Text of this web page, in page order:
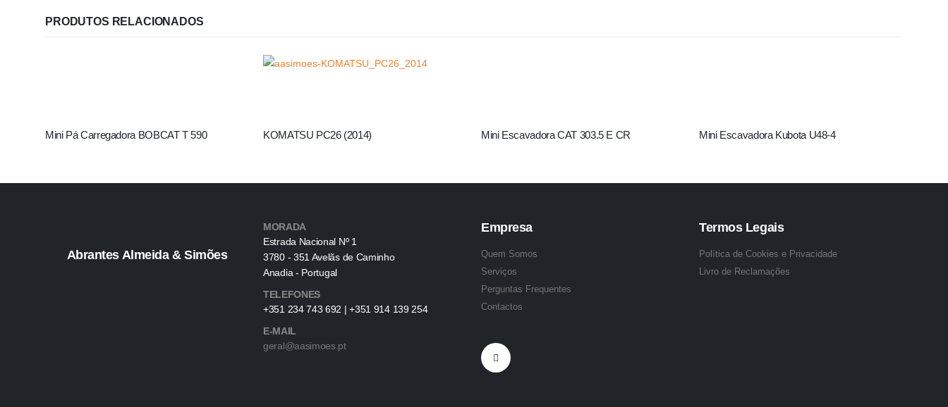
PRODUTOS RELACIONADOS
Mini Pá Carregadora BOBCAT T 590 KOMATSU PC26 (2014) Mini Escavadora CAT 303.5 E CR Mini Escavadora Kubota U48-4
Abrantes Almeida & Simões
MORADA
Estrada Nacional Nº 1
3780 - 351 Avelãs de Caminho
Anadia - Portugal
TELEFONES
+351 234 743 692 | +351 914 139 254
E-MAIL
geral@aasimoes.pt
Empresa
Quem Somos
Serviços
Perguntas Frequentes
Contactos
Termos Legais
Política de Cookies e Privacidade
Livro de Reclamações